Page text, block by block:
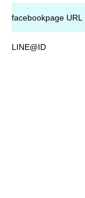
facebookpage URL
LINE@ID